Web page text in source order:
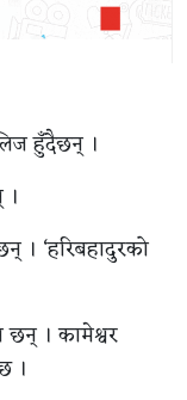
हुँदैछन् ।
।
। ‘हरिबहादुरको
। कामेश्वर
।